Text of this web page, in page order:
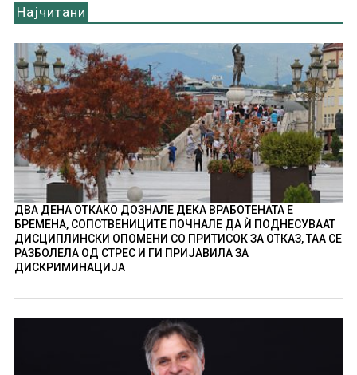
Најчитани
ДВА ДЕНА ОТКАКО ДОЗНАЛЕ ДЕКА ВРАБОТЕНАТА Е
БРЕМЕНА, СОПСТВЕНИЦИТЕ ПОЧНАЛЕ ДА Ѝ ПОДНЕСУВААТ
ДИСЦИПЛИНСКИ ОПОМЕНИ СО ПРИТИСОК ЗА ОТКАЗ, ТАА СЕ
РАЗБОЛЕЛА ОД СТРЕС И ГИ ПРИЈАВИЛА ЗА
ДИСКРИМИНАЦИЈА